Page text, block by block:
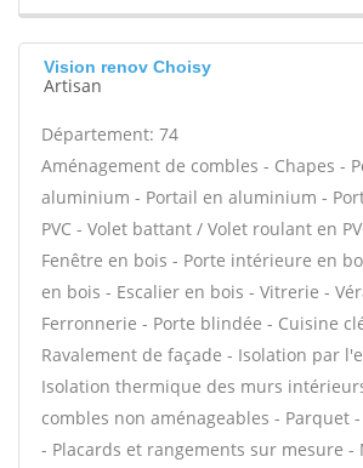
Vision renov Choisy
Artisan
Département: 74
Aménagement de combles - Chapes -
aluminium - Portail en aluminium -
PVC - Volet battant / Volet roulant en
Fenêtre en bois - Porte intérieure en
en bois - Escalier en bois - Vitrerie -
Ferronnerie - Porte blindée - Cuisine
Ravalement de façade - Isolation par
Isolation thermique des murs
combles non aménageables - Parquet
- Placards et rangements sur mesure -